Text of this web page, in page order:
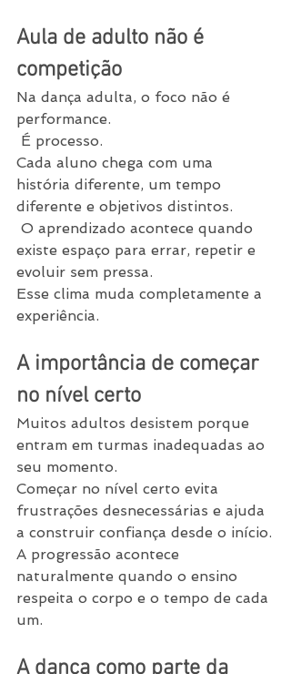
Aula de adulto não é
competição
Na dança adulta, o foco não é
performance.
É processo.
Cada aluno chega com uma
história diferente, um tempo
diferente e objetivos distintos.
O aprendizado acontece quando
existe espaço para errar, repetir e
evoluir sem pressa.
Esse clima muda completamente a
experiência.
A importância de começar
no nível certo
Muitos adultos desistem porque
entram em turmas inadequadas ao
seu momento.
Começar no nível certo evita
frustrações desnecessárias e ajuda
a construir confiança desde o início.
A progressão acontece
naturalmente quando o ensino
respeita o corpo e o tempo de cada
um.
A dança como parte da